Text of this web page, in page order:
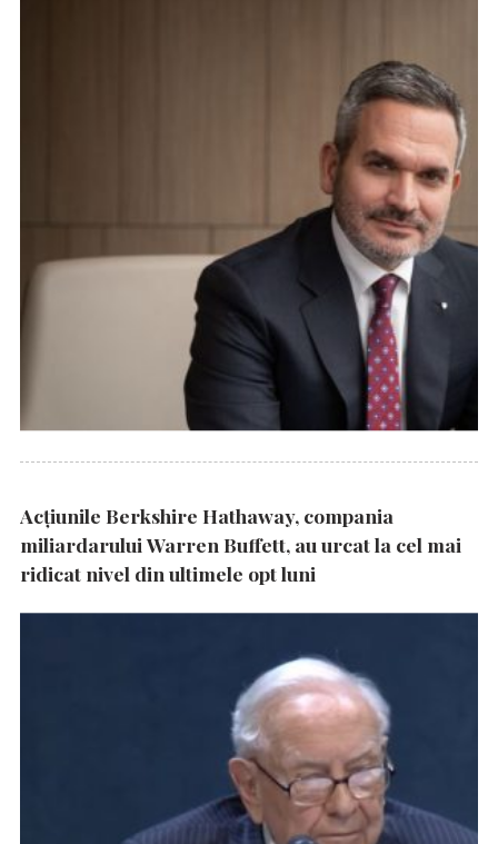
Acțiunile Berkshire Hathaway, compania
miliardarului Warren Buffett, au urcat la cel mai
ridicat nivel din ultimele opt luni